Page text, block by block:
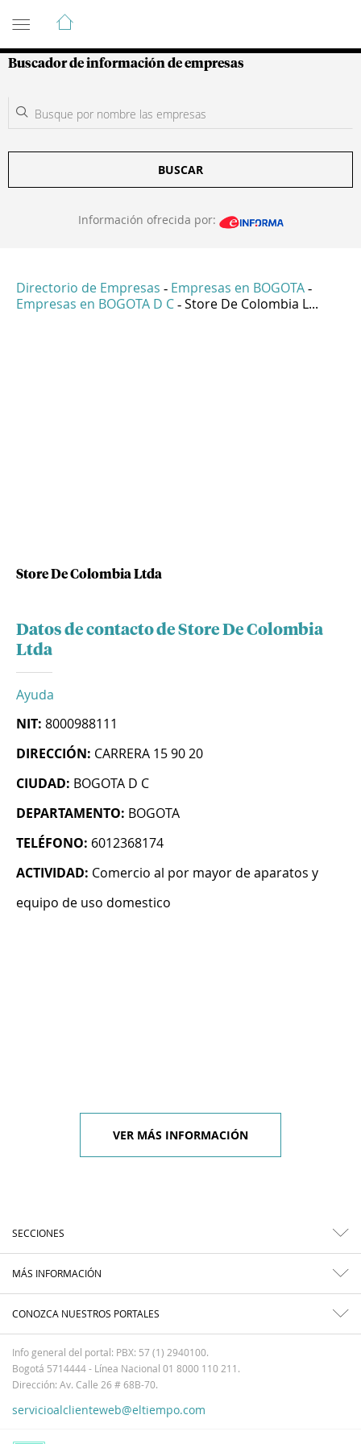
Guía de Empresas Colombianas
Buscador de información de empresas
BUSCAR
Información ofrecida por:
Directorio de Empresas - Empresas en BOGOTA -
Empresas en BOGOTA D C - Store De Colombia L...
Store De Colombia Ltda
Datos de contacto de Store De Colombia
Ltda
Ayuda
NIT: 8000988111
DIRECCIÓN: CARRERA 15 90 20
CIUDAD: BOGOTA D C
DEPARTAMENTO: BOGOTA
TELÉFONO: 6012368174
ACTIVIDAD: Comercio al por mayor de aparatos y
equipo de uso domestico
VER MÁS INFORMACIÓN
SECCIONES
MÁS INFORMACIÓN
CONOZCA NUESTROS PORTALES
Info general del portal: PBX: 57 (1) 2940100.
Bogotá 5714444 - Línea Nacional 01 8000 110 211.
Dirección: Av. Calle 26 # 68B-70.
servicioalclienteweb@eltiempo.com